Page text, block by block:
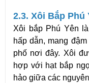
2.3. Xôi Bắp Phú
Xôi bắp Phú Yên
hấp dẫn, mang
phố nơi đây. Xôi
hợp với hạt bắp
hảo giữa các